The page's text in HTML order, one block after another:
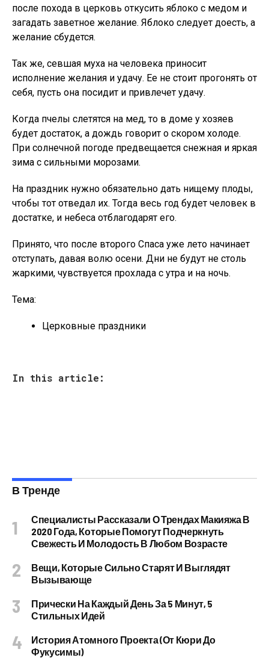
после похода в церковь откусить яблоко с медом и
загадать заветное желание. Яблоко следует доесть, а
желание сбудется.
Так же, севшая муха на человека приносит
исполнение желания и удачу. Ее не стоит прогонять от
себя, пусть она посидит и привлечет удачу.
Когда пчелы слетятся на мед, то в доме у хозяев
будет достаток, а дождь говорит о скором холоде.
При солнечной погоде предвещается снежная и яркая
зима с сильными морозами.
На праздник нужно обязательно дать нищему плоды,
чтобы тот отведал их. Тогда весь год будет человек в
достатке, и небеса отблагодарят его.
Принято, что после второго Спаса уже лето начинает
отступать, давая волю осени. Дни не будут не столь
жаркими, чувствуется прохлада с утра и на ночь.
Тема:
Церковные праздники
In this article:
В Тренде
Специалисты Рассказали О Трендах Макияжа В
2020 Года, Которые Помогут Подчеркнуть
Свежесть И Молодость В Любом Возрасте
Вещи, Которые Сильно Старят И Выглядят
Вызывающе
Прически На Каждый День За 5 Минут, 5
Стильных Идей
История Атомного Проекта (от Кюри До
Фукусимы)